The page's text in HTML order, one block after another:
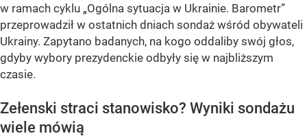
w ramach cyklu „Ogólna sytuacja w Ukrainie. Barometr”
przeprowadził w ostatnich dniach sondaż wśród obywateli
Ukrainy. Zapytano badanych, na kogo oddaliby swój głos,
gdyby wybory prezydenckie odbyły się w najbliższym
czasie.
Zełenski straci stanowisko? Wyniki sondażu
wiele mówią